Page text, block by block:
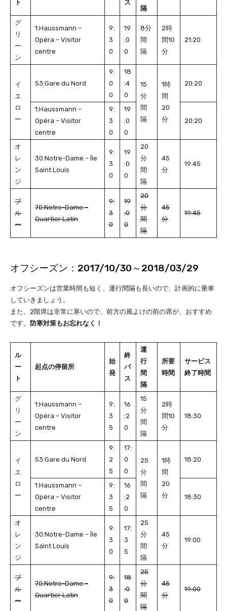
ト ス
隔
グ
リ
ー
ン
1:Haussmann –
Opéra – Visitor
centre
9:
3
0
19
:0
0
8分
間
隔
2時
間10
分
21:20
イ
エ
ロ
ー
53:Gare du Nord
9:
0
0
18
:4
0
15
分
間
隔
1時
間
20
分
20:20
1:Haussmann –
Opéra – Visitor
centre
9:
3
0
19
:0
0
20:20
オ
レ
ン
ジ
30:Notre-Dame – Île
Saint Louis
9:
3
0
19
:0
0
20
分
間
隔
45
分
19:45
ブ
ル
ー
70:Notre-Dame –
Quartier Latin
9:
3
0
19
:0
0
20
分
間
隔
45
分
19:45
オフシーズン：2017/10/30～2018/03/29
オフシーズンは営業時間も短く、運行間隔も長いので、計画的に乗車
していきましょう。
また、2階席は非常に寒いので、前方の風よけの前の席が、おすすめ
です。
防寒対策もお忘れなく！
ル
ー
ト
起点の停留所
始
発
終
バ
ス
運
行
間
隔
所要
時間
サービス
終了時間
グ
リ
ー
ン
1:Haussmann –
Opéra – Visitor
centre
9:
3
5
16
:2
0
15
分
間
隔
2時
間10
分
18:30
イ
エ
ロ
ー
53:Gare du Nord
9:
2
5
17:
0
0
25
分
間
隔
1時
間
20
分
18:20
1:Haussmann –
Opéra – Visitor
centre
9:
3
5
16
:2
0
18:30
オ
レ
ン
ジ
30:Notre-Dame – Île
Saint Louis
9:
3
0
17:
3
5
25
分
間
隔
45
分
19:00
ブ
ル
ー
70:Notre-Dame –
Quartier Latin
9:
3
0
18
:0
0
25
分
間
隔
45
分
19:00